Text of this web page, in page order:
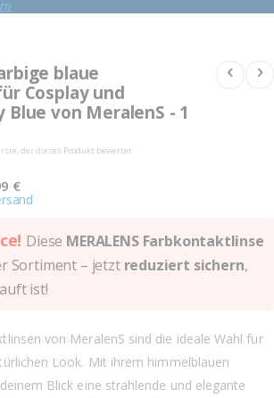
blaue
Cosplay und
Blue von MeralenS - 1
der dieses Produkt bewertet
€
Diese MERALENS Farbkontaktlinse
Sortiment – jetzt reduziert sichern,
ist!
von MeralenS sind die ideale Wahl für
Look. Mit ihrem himmelblauen
Blick eine strahlende und elegante